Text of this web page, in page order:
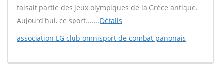
faisait partie des jeux olympiques de la Grèce antique.
Aujourd'hui, ce sport.......Détails
association LG club omnisport de combat panonais